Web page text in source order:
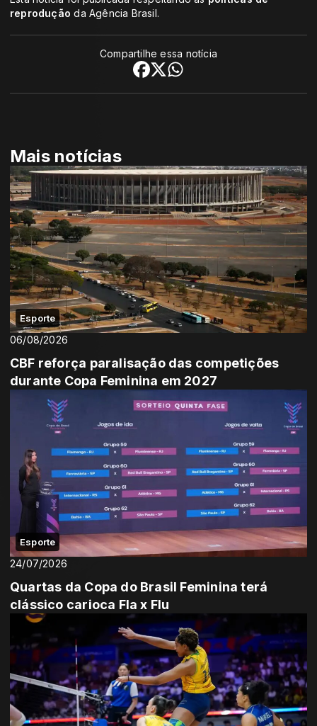
reprodução da Agência Brasil.
Compartilhe essa notícia
Mais notícias
Esporte
06/08/2026
CBF reforça paralisação das competições
durante Copa Feminina em 2027
Esporte
24/07/2026
Quartas da Copa do Brasil Feminina terá
clássico carioca Fla x Flu